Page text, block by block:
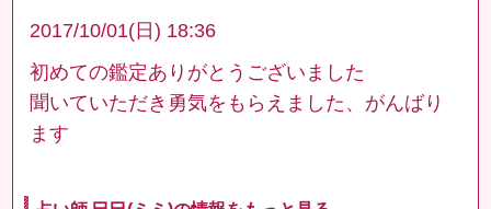
2017/10/01(日) 18:36
初めての鑑定ありがとうございました
聞いていただき勇気をもらえました、がんばり
ます